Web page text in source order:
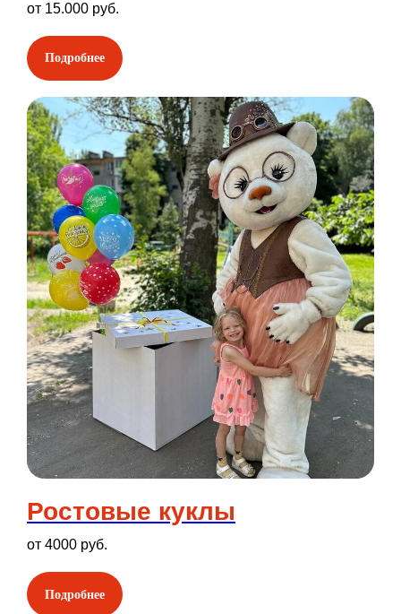
от 15.000 руб.
Подробнее
Ростовые куклы
от 4000 руб.
Подробнее